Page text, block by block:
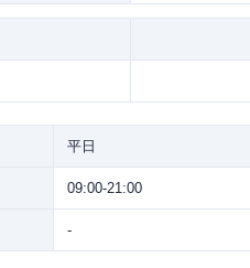
平日
09:00-21:00
-